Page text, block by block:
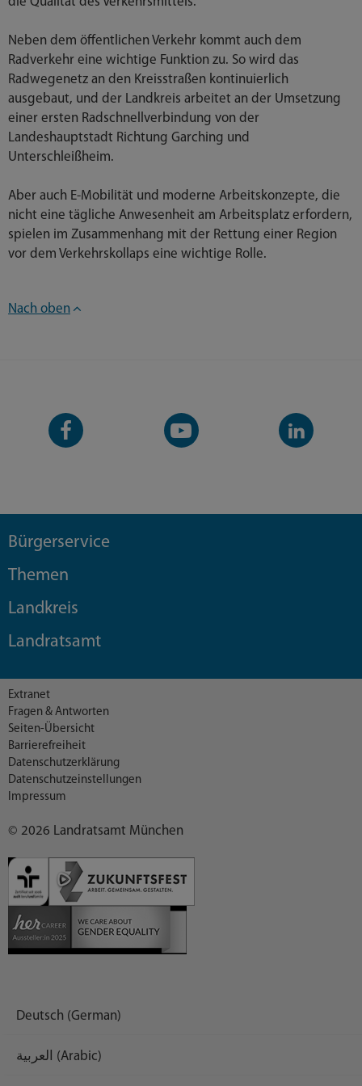
Neben dem öffentlichen Verkehr kommt auch dem
Radverkehr eine wichtige Funktion zu. So wird das
Radwegenetz an den Kreisstraßen kontinuierlich
ausgebaut, und der Landkreis arbeitet an der Umsetzung
einer ersten Radschnellverbindung von der
Landeshauptstadt Richtung Garching und
Unterschleißheim.
Aber auch E-Mobilität und moderne Arbeitskonzepte, die
nicht eine tägliche Anwesenheit am Arbeitsplatz erfordern,
spielen im Zusammenhang mit der Rettung einer Region
vor dem Verkehrskollaps eine wichtige Rolle.
Nach oben
Facebook-
Seite
YouTube-
Kanal
LinkedIn-
Kanal
Bürgerservice
Themen
Landkreis
Landratsamt
© 2026 Landratsamt München
Extranet
Fragen & Antworten
Seiten-Übersicht
Barrierefreiheit
Datenschutzerklärung
Datenschutzeinstellungen
Impressum
Deutsch (German)
العربية (Arabic)